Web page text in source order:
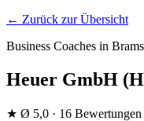
← Zurück zur Übersicht
Business Coaches in
Heuer GmbH
★ Ø 5,0 · 16 Bewertungen